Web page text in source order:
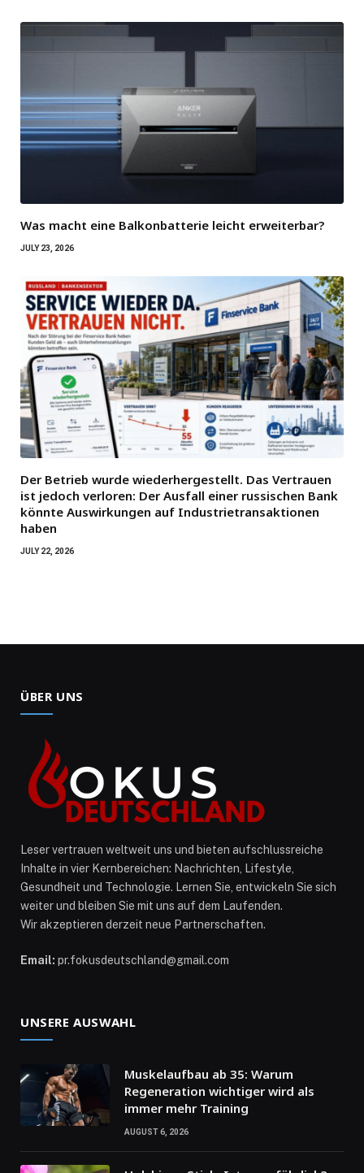
Was macht eine Balkonbatterie leicht erweiterbar?
JULY 23, 2026
Der Betrieb wurde wiederhergestellt. Das Vertrauen
ist jedoch verloren: Der Ausfall einer russischen Bank
könnte Auswirkungen auf Industrietransaktionen
haben
JULY 22, 2026
ÜBER UNS
Leser vertrauen weltweit uns und bieten aufschlussreiche
Inhalte in vier Kernbereichen: Nachrichten, Lifestyle,
Gesundheit und Technologie. Lernen Sie, entwickeln Sie sich
weiter und bleiben Sie mit uns auf dem Laufenden.
Wir akzeptieren derzeit neue Partnerschaften.
Email: pr.fokusdeutschland@gmail.com
UNSERE AUSWAHL
Muskelaufbau ab 35: Warum
Regeneration wichtiger wird als
immer mehr Training
AUGUST 6, 2026